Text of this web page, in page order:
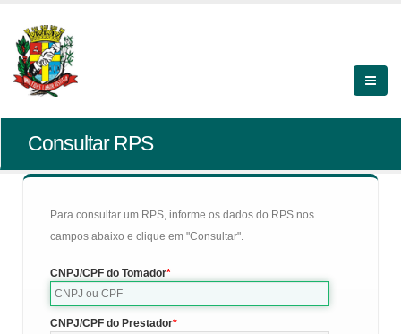
Consultar RPS
Para consultar um RPS, informe os dados do RPS nos
campos abaixo e clique em "Consultar".
CNPJ/CPF do Tomador
CNPJ/CPF do Prestador